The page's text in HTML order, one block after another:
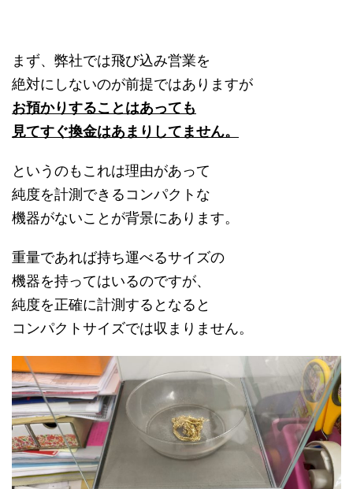
まず、弊社では飛び込み営業を
絶対にしないのが前提ではありますが
お預かりすることはあっても
見てすぐ換金はあまりしてません。
というのもこれは理由があって
純度を計測できるコンパクトな
機器がないことが背景にあります。
重量であれば持ち運べるサイズの
機器を持ってはいるのですが、
純度を正確に計測するとなると
コンパクトサイズでは収まりません。